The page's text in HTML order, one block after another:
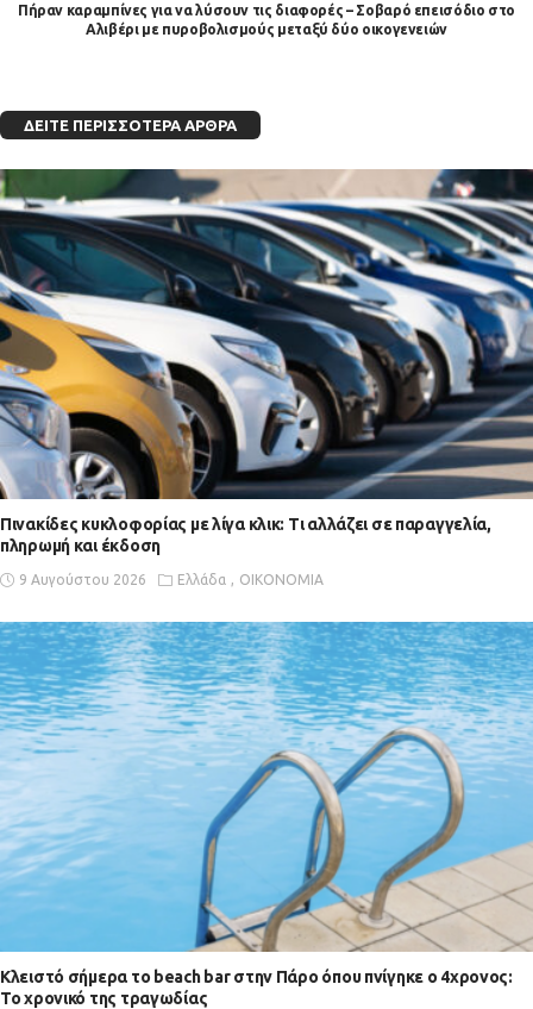
Πήραν καραμπίνες για να λύσουν τις διαφορές – Σοβαρό επεισόδιο στο
Αλιβέρι με πυροβολισμούς μεταξύ δύο οικογενειών
ΔΕΊΤΕ ΠΕΡΙΣΣΌΤΕΡΑ ΆΡΘΡΑ
Πινακίδες κυκλοφορίας με λίγα κλικ: Τι αλλάζει σε παραγγελία,
πληρωμή και έκδοση
9 Αυγούστου 2026 Ελλάδα ΟΙΚΟΝΟΜΙΑ
Κλειστό σήμερα το beach bar στην Πάρο όπου πνίγηκε ο 4χρονος:
Το χρονικό της τραγωδίας